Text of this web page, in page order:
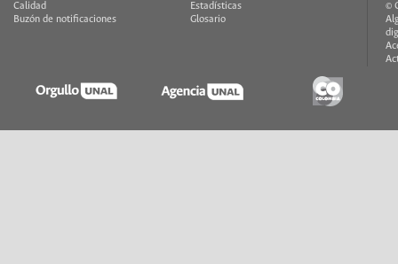
Calidad
Buzón de notificaciones
Estadísticas
Glosario
©